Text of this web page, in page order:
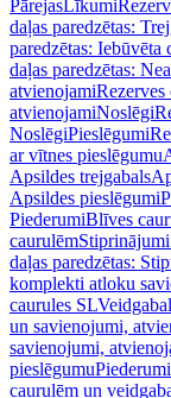
PārejasLīkumi
daļas paredzētas:
paredzētas: Iebūvēta
daļas paredzētas:
atvienojamiRezerves
atvienojamiNoslēgi
NoslēgiPieslēgumi
ar vītnes pieslēgumu
Apsildes trejgabals
Apsildes pieslēgumi
PiederumiBlīves
caurulēm
daļas paredzētas:
komplekti atloku
caurules SL
un savienojumi,
savienojumi,
pieslēgumuPiederumi
caurulēm un